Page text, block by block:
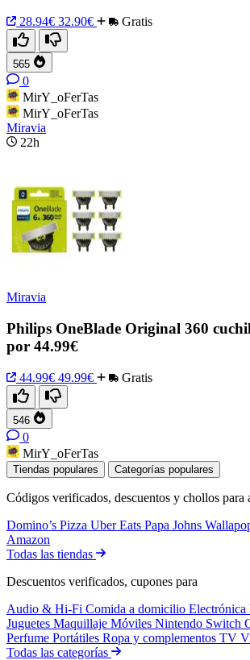
28.94€ 32.90€ Gratis
565
0
MirY_oFerTas
MirY_oFerTas
Miravia
22h
Miravia
Philips OneBlade Original 360
por 44.99€
44.99€ 49.99€ Gratis
546
0
MirY_oFerTas
Tiendas populares Categorías populares
Códigos verificados, descuentos y chollos para
Domino’s Pizza Uber Eats Papa Johns
Amazon
Todas las tiendas
Descuentos verificados, cupones para
Audio & Hi-Fi Comida a domicilio Electrónica
Juguetes Maquillaje Móviles Nintendo Switch
Perfume Portátiles Ropa y complementos TV
Todas las categorías